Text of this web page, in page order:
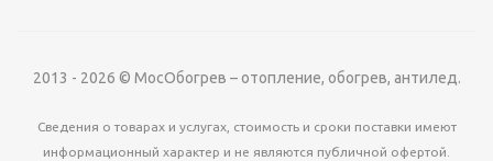
2013 - 2026 © МосОбогрев – отопление, обогрев, антилед.
Сведения о товарах и услугах, стоимость и сроки поставки имеют
информационный характер и не являются публичной офертой.